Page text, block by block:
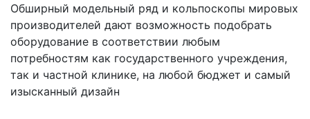
Обширный модельный ряд и кольпоскопы мировых
производителей дают возможность подобрать
оборудование в соответствии любым
потребностям как государственного учреждения,
так и частной клинике, на любой бюджет и самый
изысканный дизайн